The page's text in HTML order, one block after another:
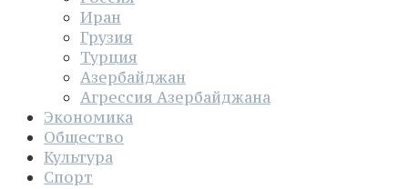
Иран
Грузия
Турция
Азербайджан
Агрессия Азербайджана
Экономика
Общество
Культура
Спорт